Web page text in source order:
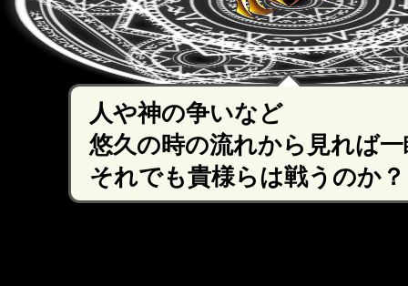
人や神の争いなど
悠久の時の流れから見れば
それでも貴様らは戦うのか？